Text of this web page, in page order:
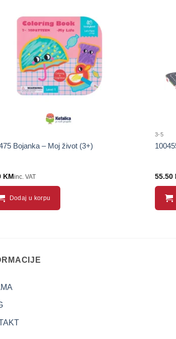
Sačuvaj
proizvod
Bojanka – Moj život (3+)
KMinc. VAT
Dodaj u korpu
3-5
55.50